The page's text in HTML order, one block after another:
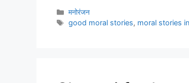
Categories
मनोरंजन
Tags
good moral stories, moral stories